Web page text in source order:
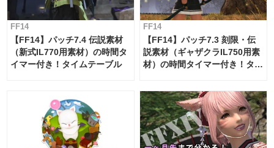
FF14
【FF14】パッチ7.4 伝説素材
（新式IL770用素材）の時間タ
イマー付き！タイムテーブル
FF14
【FF14】パッチ7.3 刻限・伝
説素材（ギャザクラIL750用素
材）の時間タイマー付き！タイ